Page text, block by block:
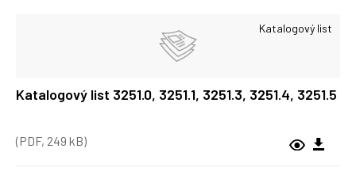
Katalogový list
Katalogový list 3251.0, 3251.1, 3251.3, 3251.4, 3251.5
(PDF, 249 kB)